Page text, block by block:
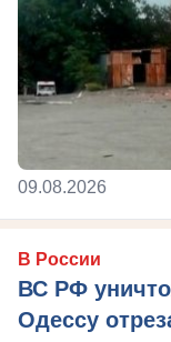
09.08.2026
В России
ВС РФ
Одессу